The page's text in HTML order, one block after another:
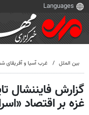
بین الملل غرب آسیا و آفریقای
گزارش فایننشال
غزه بر اقتصاد